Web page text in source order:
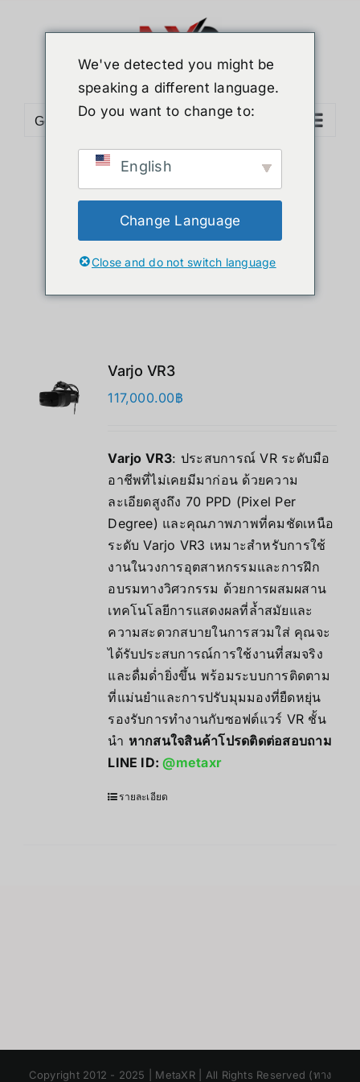
Go to...
Sort byDate
Show24 Products
Varjo VR3
117,000.00฿
Varjo VR3: ประสบการณ์ VR ระดับมือ
อาชีพที่ไม่เคยมีมาก่อน ด้วยความ
ละเอียดสูงถึง 70 PPD (Pixel Per
Degree) และคุณภาพภาพที่คมชัดเหนือ
ระดับ Varjo VR3 เหมาะสำหรับการใช้
งานในวงการอุตสาหกรรมและการฝึก
อบรมทางวิศวกรรม ด้วยการผสมผสาน
เทคโนโลยีการแสดงผลที่ล้ำสมัยและ
ความสะดวกสบายในการสวมใส่ คุณจะ
ได้รับประสบการณ์การใช้งานที่สมจริง
และดื่มด่ำยิ่งขึ้น พร้อมระบบการติดตาม
ที่แม่นยำและการปรับมุมมองที่ยืดหยุ่น
รองรับการทำงานกับซอฟต์แวร์ VR ชั้น
นำ หากสนใจสินค้าโปรดติดต่อสอบถาม
LINE ID:@metaxr
รายละเอียด
Copyright 2012 - 2025 | MetaXR | All Rights Reserved (ทาง
We've detected you might be
speaking a different language.
Do you want to change to:
English
Change Language
Close and do not switch language